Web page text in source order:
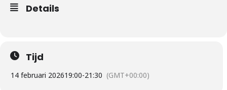
Details
Tijd
14 februari 202619:00-21:30 (GMT+00:00)